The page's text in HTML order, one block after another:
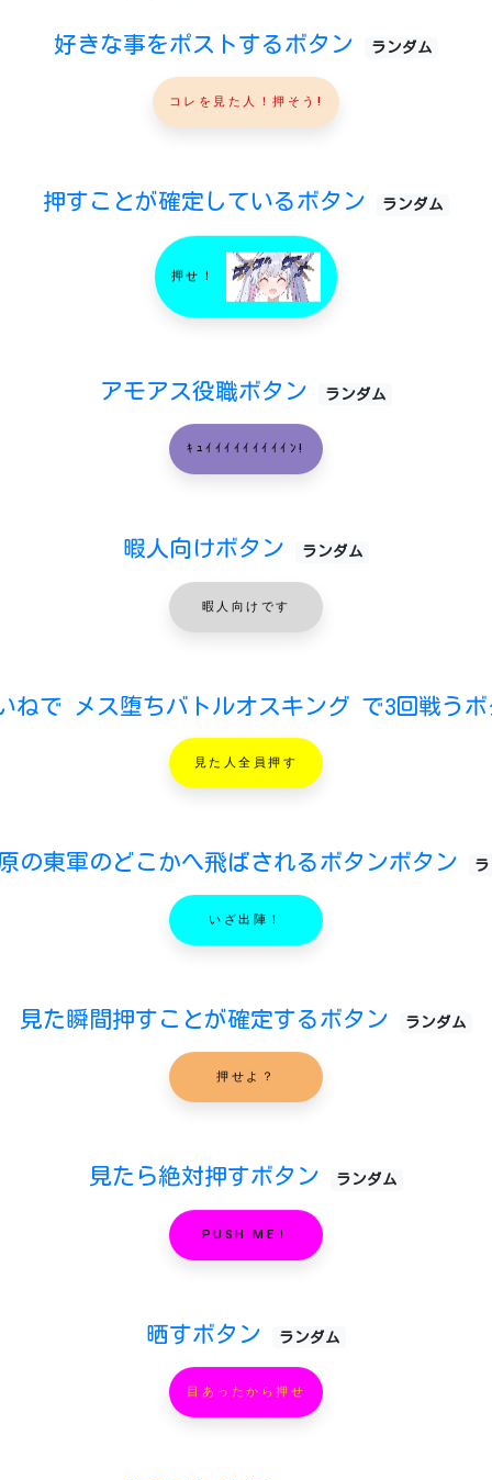
好きな事をポストするボタン ランダム
コレを見た人！押そう!
押すことが確定しているボタン ランダム
押せ！
アモアス役職ボタン ランダム
ｷｭｲｲｲｲｲｲｲｲｲﾝ!
暇人向けボタン ランダム
暇人向けです
ねで メス堕ちバトルオスキング で3回戦うボ
見た人全員押す
の東軍のどこかへ飛ばされるボタンボタン
いざ出陣！
見た瞬間押すことが確定するボタン ランダム
押せよ？
見たら絶対押すボタン ランダム
PUSH ME！
晒すボタン ランダム
目あったから押せ